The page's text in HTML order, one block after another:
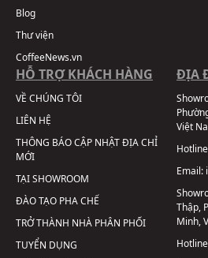
Blog
Thư viện
CoffeeNews.vn
HỖ TRỢ KHÁCH HÀNG
VỀ CHÚNG TÔI
LIÊN HỆ
THÔNG BÁO CẬP NHẬT ĐỊA CHỈ
MỚI
TẠI SHOWROOM
ĐÀO TẠO PHA CHẾ
TRỞ THÀNH NHÀ PHÂN PHỐI
TUYỂN DỤNG
ĐỊA
Việt
Email:
Thập,
Minh,